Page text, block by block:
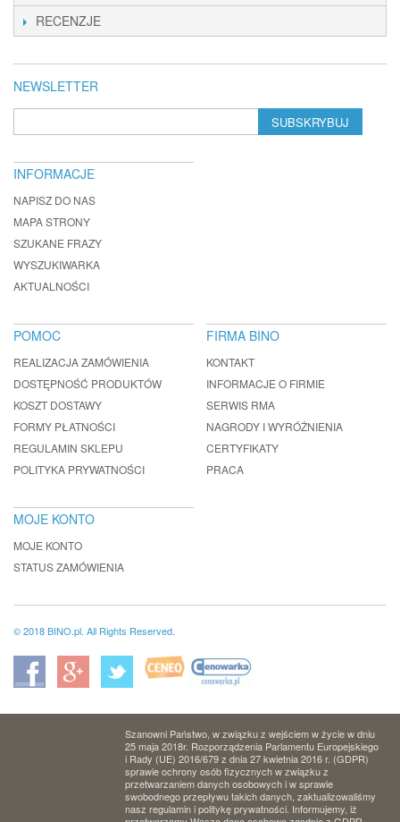
RECENZJE
NEWSLETTER
SUBSKRYBUJ
INFORMACJE
NAPISZ DO NAS
MAPA STRONY
SZUKANE FRAZY
WYSZUKIWARKA
AKTUALNOŚCI
POMOC
REALIZACJA ZAMÓWIENIA
DOSTĘPNOŚĆ PRODUKTÓW
KOSZT DOSTAWY
FORMY PŁATNOŚCI
REGULAMIN SKLEPU
POLITYKA PRYWATNOŚCI
FIRMA BINO
KONTAKT
INFORMACJE O FIRMIE
SERWIS RMA
NAGRODY I WYRÓŻNIENIA
CERTYFIKATY
PRACA
MOJE KONTO
MOJE KONTO
STATUS ZAMÓWIENIA
© 2018 BINO.pl. All Rights Reserved.
Szanowni Państwo, w związku z wejściem w życie w dniu
25 maja 2018r. Rozporządzenia Parlamentu Europejskiego
i Rady (UE) 2016/679 z dnia 27 kwietnia 2016 r. (GDPR)
sprawie ochrony osób fizycznych w związku z
przetwarzaniem danych osobowych i w sprawie
swobodnego przepływu takich danych, zaktualizowaliśmy
nasz regulamin i politykę prywatności. Informujemy, iż